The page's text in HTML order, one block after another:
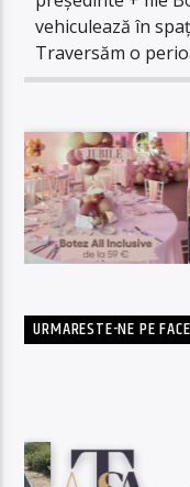
vehiculează în
Traversăm o
URMARESTE-NE PE